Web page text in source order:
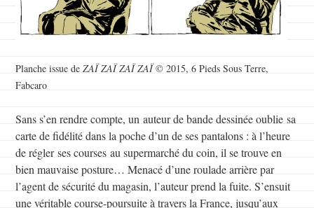
Planche issue deZAÏ ZAÏ ZAÏ ZAÏ© 2015, 6 Pieds Sous Terre,
Fabcaro
Sans s’en rendre compte, un auteur de bande dessinée oublie sa
carte de fidélité dans la poche d’un de ses pantalons : à l’heure
de régler ses courses au supermarché du coin, il se trouve en
bien mauvaise posture… Menacé d’une roulade arrière par
l’agent de sécurité du magasin, l’auteur prend la fuite. S’ensuit
une véritable course-poursuite à travers la France, jusqu’aux